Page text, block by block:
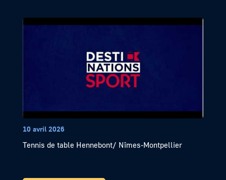
10 avril 2026
Tennis de table Hennebont/ Nîmes-Montpellier